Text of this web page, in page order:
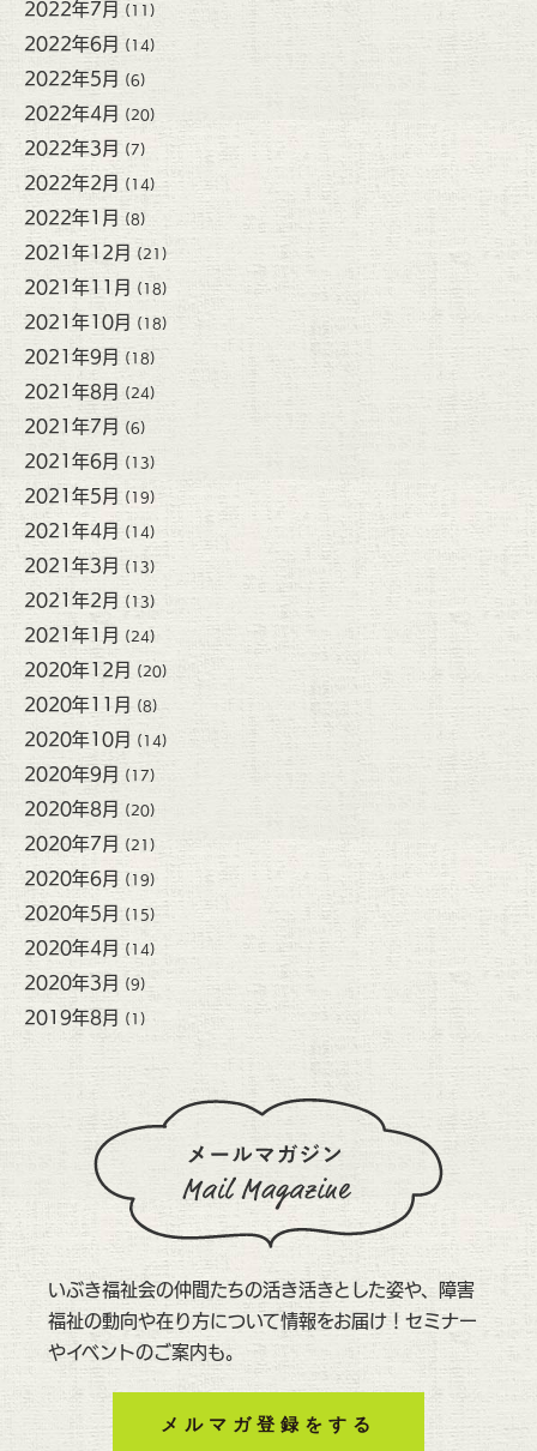
2022年7月 (11)
2022年6月 (14)
2022年5月 (6)
2022年4月 (20)
2022年3月 (7)
2022年2月 (14)
2022年1月 (8)
2021年12月 (21)
2021年11月 (18)
2021年10月 (18)
2021年9月 (18)
2021年8月 (24)
2021年7月 (6)
2021年6月 (13)
2021年5月 (19)
2021年4月 (14)
2021年3月 (13)
2021年2月 (13)
2021年1月 (24)
2020年12月 (20)
2020年11月 (8)
2020年10月 (14)
2020年9月 (17)
2020年8月 (20)
2020年7月 (21)
2020年6月 (19)
2020年5月 (15)
2020年4月 (14)
2020年3月 (9)
2019年8月 (1)
いぶき福祉会の仲間たちの活き活きとした姿や、障害
福祉の動向や在り方について情報をお届け！セミナー
やイベントのご案内も。
メルマガ登録をする